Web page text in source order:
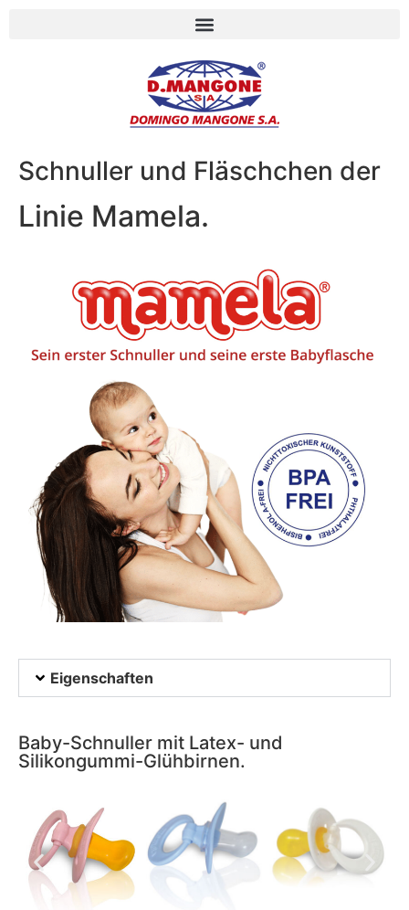
Schnuller und Fläschchen der
Linie Mamela.
Eigenschaften
Baby-Schnuller mit Latex- und
Silikongummi-Glühbirnen.